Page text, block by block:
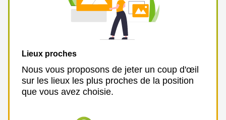
Lieux proches
Nous vous proposons de jeter un coup d'œil
sur les lieux les plus proches de la position
que vous avez choisie.